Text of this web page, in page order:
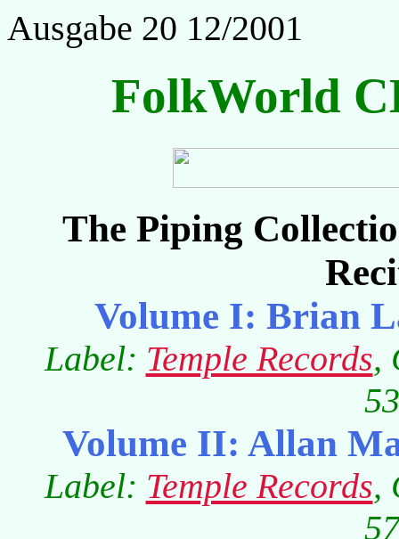
Ausgabe 20 12/2001
FolkWorld
The Piping
Volume I: Brian
Label: Temple Records,
Volume II: Allan
Label: Temple Records,